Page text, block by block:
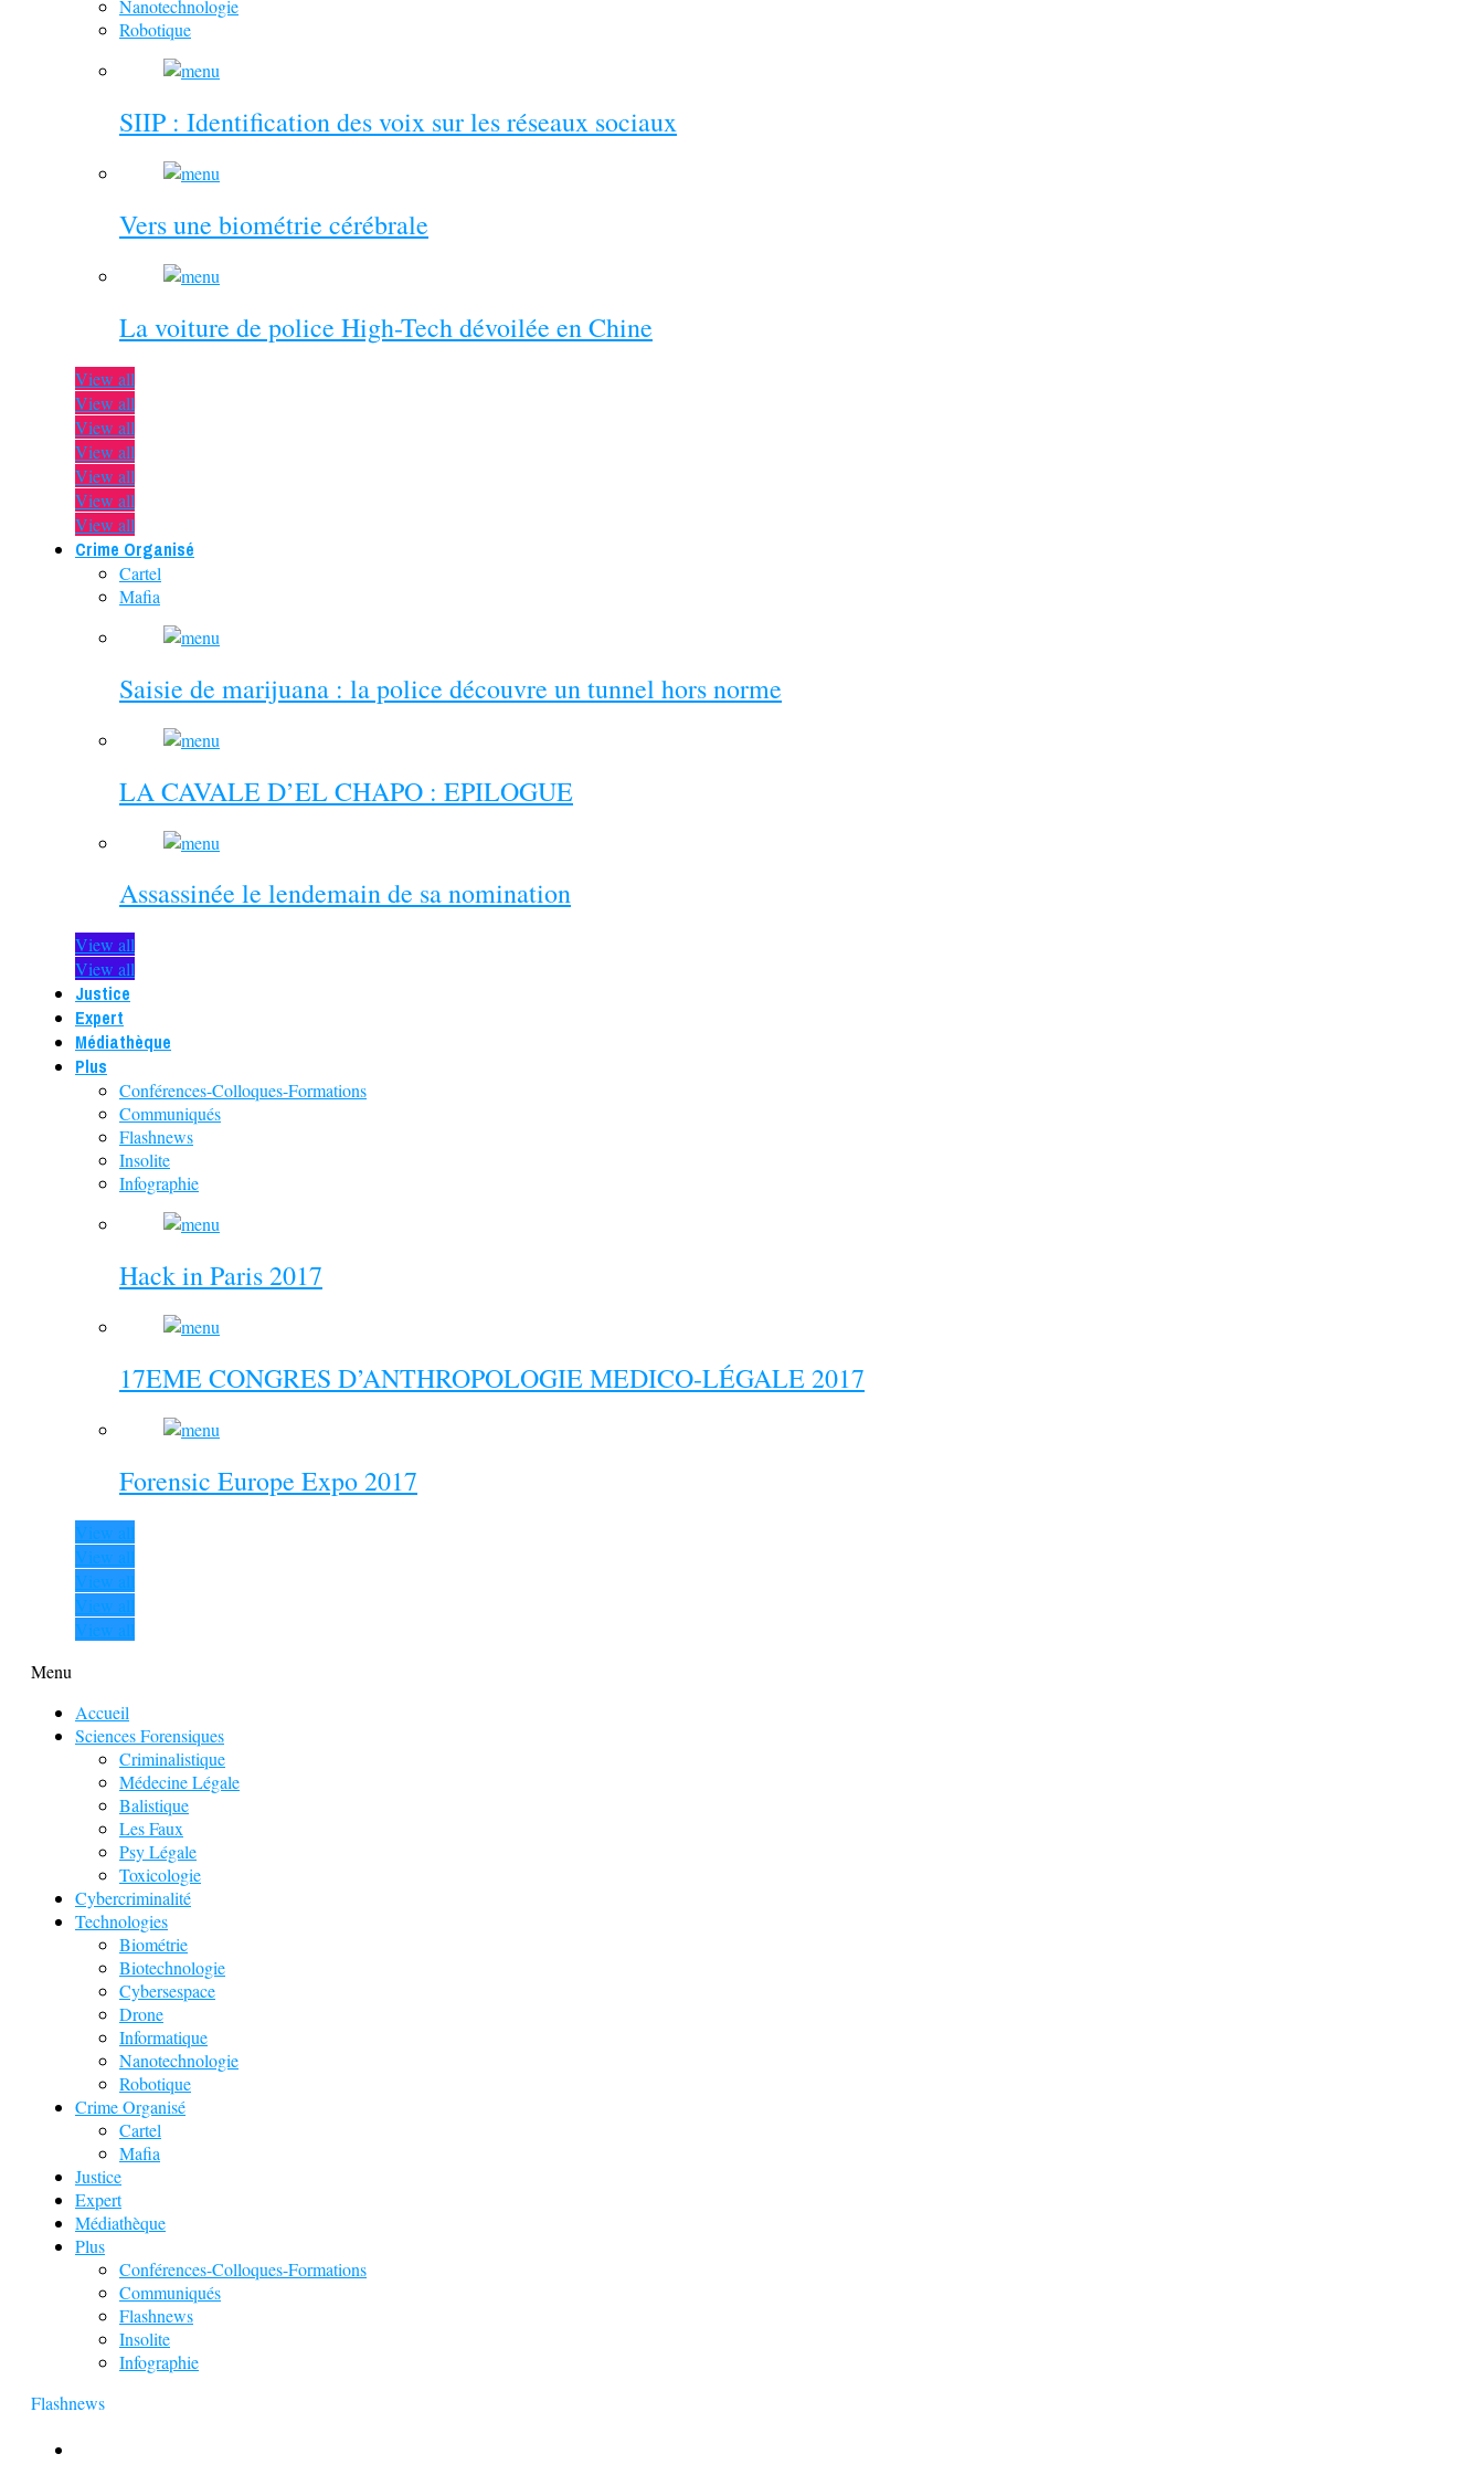
Nanotechnologie
Robotique
SIIP : Identification des voix sur les réseaux sociaux
Vers une biométrie cérébrale
La voiture de police High-Tech dévoilée en Chine
View all
View all
View all
View all
View all
View all
View all
Crime Organisé
Cartel
Mafia
Saisie de marijuana : la police découvre un tunnel hors norme
LA CAVALE D’EL CHAPO : EPILOGUE
Assassinée le lendemain de sa nomination
View all
View all
Justice
Expert
Médiathèque
Plus
Conférences-Colloques-Formations
Communiqués
Flashnews
Insolite
Infographie
Hack in Paris 2017
17EME CONGRES D’ANTHROPOLOGIE MEDICO-LÉGALE 2017
Forensic Europe Expo 2017
View all
View all
View all
View all
View all
Menu
Accueil
Sciences Forensiques
Criminalistique
Médecine Légale
Balistique
Les Faux
Psy Légale
Toxicologie
Cybercriminalité
Technologies
Biométrie
Biotechnologie
Cybersespace
Drone
Informatique
Nanotechnologie
Robotique
Crime Organisé
Cartel
Mafia
Justice
Expert
Médiathèque
Plus
Conférences-Colloques-Formations
Communiqués
Flashnews
Insolite
Infographie
Flashnews